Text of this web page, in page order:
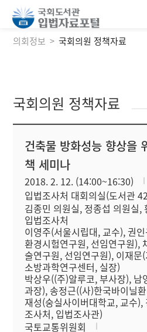
의회정보 국회의원 정책자료
국회의원 정책자료
건축물 방화성능 향상을
책 세미나
2018. 2. 12. (14:00~16:30)
입법조사처 대회의실(도서관
김종민 의원실, 정종섭 의원실,
입법조사처
이영주(서울시립대, 교수), 권
환경시험연구원, 선임연구원),
술연구원, 선임연구원), 이재문
소방과학연구센터, 실장)
박상우((주)알루코, 부사장), 남
과장), 송정근((사)한국바이닐
재성(숭실사이버대학교, 교수),
조사처, 입법조사관)
국토교통위원회